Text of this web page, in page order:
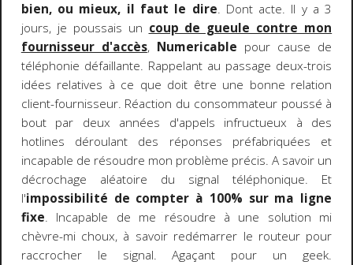
bien, ou mieux, il faut le dire. Dont acte. Il y a 3
jours, je poussais un coup de gueule contre mon
fournisseur d'accès, Numericable pour cause de
téléphonie défaillante. Rappelant au passage deux-trois
idées relatives à ce que doit être une bonne relation
client-fournisseur. Réaction du consommateur poussé à
bout par deux années d'appels infructueux à des
hotlines déroulant des réponses préfabriquées et
incapable de résoudre mon problème précis. A savoir un
décrochage aléatoire du signal téléphonique. Et
l'impossibilité de compter à 100% sur ma ligne
fixe. Incapable de me résoudre à une solution mi
chèvre-mi choux, à savoir redémarrer le routeur pour
raccrocher le signal. Agaçant pour un geek.